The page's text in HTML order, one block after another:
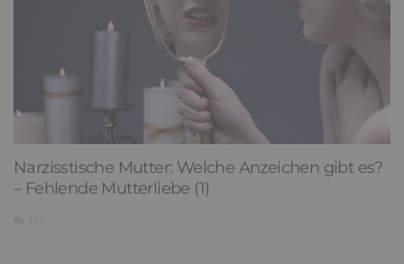
Narzisstische Mutter: Welche Anzeichen gibt es?
– Fehlende Mutterliebe (1)